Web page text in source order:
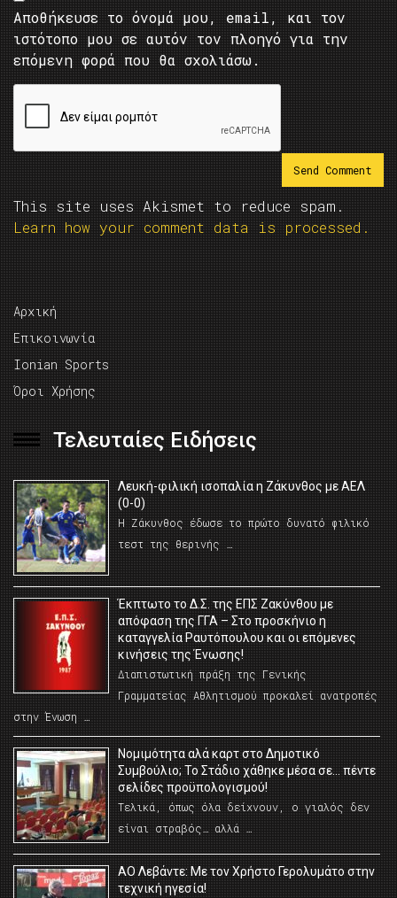
Αποθήκευσε το όνομά μου, email, και τον
ιστότοπο μου σε αυτόν τον πλοηγό για την
επόμενη φορά που θα σχολιάσω.
This site uses Akismet to reduce spam.
Learn how your comment data is processed.
Αρχική
Επικοινωνία
Ionian Sports
Όροι Χρήσης
Τελευταίες Ειδήσεις
Λευκή-φιλική ισοπαλία η Ζάκυνθος με ΑΕΛ
(0-0)
Η Ζάκυνθος έδωσε το πρώτο δυνατό φιλικό
τεστ της θερινής …
Έκπτωτο το Δ.Σ. της ΕΠΣ Ζακύνθου με
απόφαση της ΓΓΑ – Στο προσκήνιο η
καταγγελία Ραυτόπουλου και οι επόμενες
κινήσεις της Ένωσης!
Διαπιστωτική πράξη της Γενικής
Γραμματείας Αθλητισμού προκαλεί ανατροπές
στην Ένωση …
Νομιμότητα αλά καρτ στο Δημοτικό
Συμβούλιο; Το Στάδιο χάθηκε μέσα σε… πέντε
σελίδες προϋπολογισμού!
Τελικά, όπως όλα δείχνουν, ο γιαλός δεν
είναι στραβός… αλλά …
ΑΟ Λεβάντε: Με τον Χρήστο Γερολυμάτο στην
τεχνική ηγεσία!